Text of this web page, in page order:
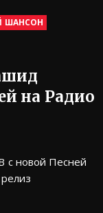
ШАНСОН
на Радио
новой Песней